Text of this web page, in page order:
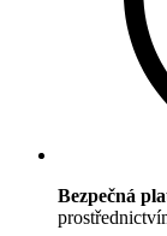
Bezpečná